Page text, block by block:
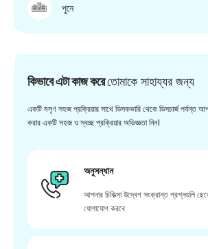
পুনে
কিভাবে এটা কাজ করেতোমাকে সাহায্যর জন্য
একটি মসৃণ সহজ প্রক্রিয়ার সাথে ডিসকভারি থেকে ডিসচার্জ পর্যন্ত
করার একটি সহজ ও স্বচ্ছ প্রক্রিয়ার অভিজ্ঞতা নিন।
অনুসন্ধান
আপনার চিকিত্সা উদ্বেগ সংক্রান্ত প্রশ্নগুলি
যোগাযোগ করবে